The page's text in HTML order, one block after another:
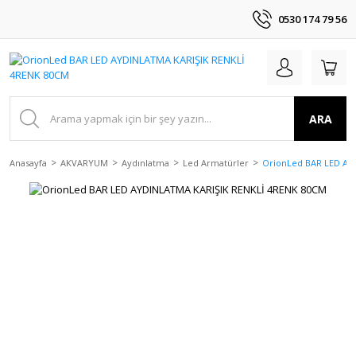
0530 174 79 56
ARA
Anasayfa AKVARYUM Aydınlatma Led Armatürler OrionLed BAR LED